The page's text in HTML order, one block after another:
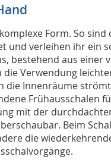
Form. So sind
und verleihen ihr ein
bestehend aus einer
Verwendung
die Innenräume
Frühausschalen
mit der
Beim
die